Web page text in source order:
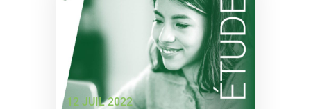
12 JUIL 2022